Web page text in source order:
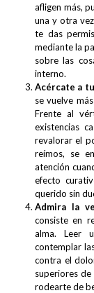
afligen más,
una y otra
te das
mediante la
sobre las
interno.
Acércate a
se vuelve
Frente al
existencias
revalorar el
reímos, se
atención
efecto
querido sin
Admira la
consiste en
alma. Leer
contemplar
contra el
superiores de
rodearte de